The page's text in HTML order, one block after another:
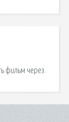
фильм через.